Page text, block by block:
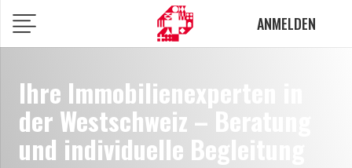
ANMELDEN
Ihre Immobilienexperten in
der Westschweiz – Beratung
und individuelle Begleitung